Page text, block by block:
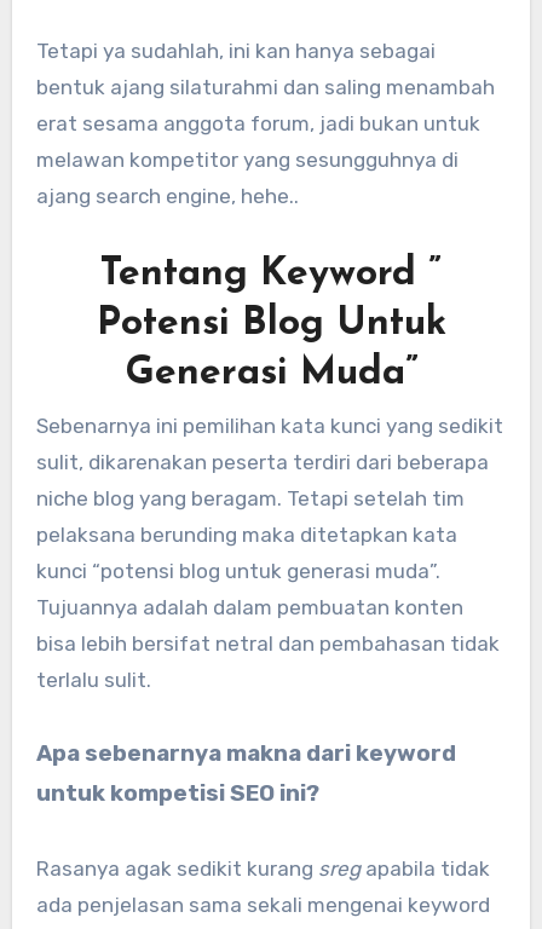
Tetapi ya sudahlah, ini kan hanya sebagai
bentuk ajang silaturahmi dan saling menambah
erat sesama anggota forum, jadi bukan untuk
melawan kompetitor yang sesungguhnya di
ajang search engine, hehe..
Tentang Keyword ”
Potensi Blog Untuk
Generasi Muda”
Sebenarnya ini pemilihan kata kunci yang sedikit
sulit, dikarenakan peserta terdiri dari beberapa
niche blog yang beragam. Tetapi setelah tim
pelaksana berunding maka ditetapkan kata
kunci “potensi blog untuk generasi muda”.
Tujuannya adalah dalam pembuatan konten
bisa lebih bersifat netral dan pembahasan tidak
terlalu sulit.
Apa sebenarnya makna dari keyword
untuk kompetisi SEO ini?
Rasanya agak sedikit kurang sregapabila tidak
ada penjelasan sama sekali mengenai keyword